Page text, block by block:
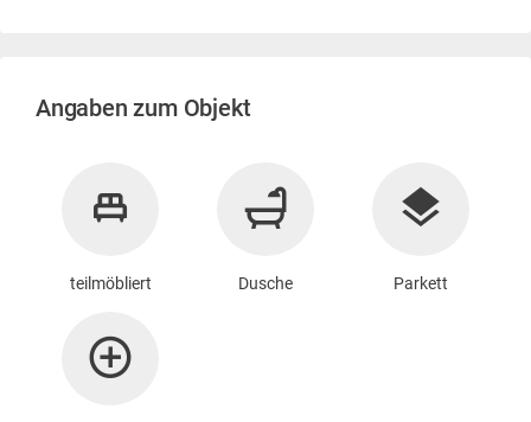
Angaben zum Objekt
teilmöbliert Dusche Parkett